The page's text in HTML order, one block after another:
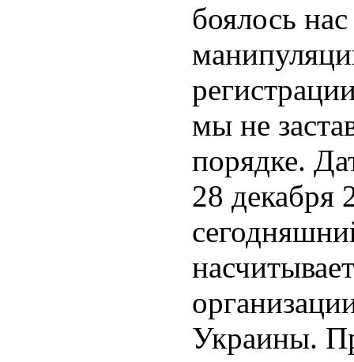
боялось
мы не
порядке.
28 декабря
Украины.